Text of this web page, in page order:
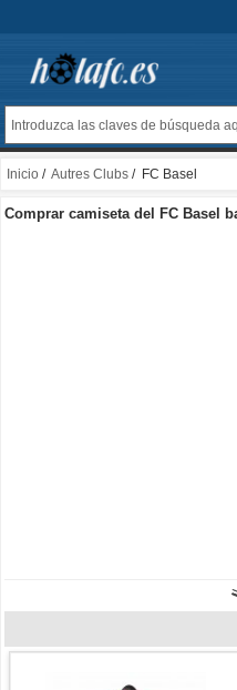
Inicio / Autres Clubs / FC Basel
Comprar camiseta del FC Basel